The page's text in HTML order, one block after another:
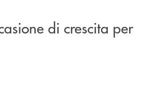
di crescita per